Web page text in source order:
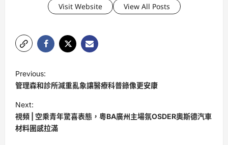
Visit Website View All Posts
o
s
t
n
Previous:
管理森和診所減重亂象讓醫療科普錄像更安康
Next:
視頻 | 空乘青年驚喜表態，粵BA廣州主場氛OSDER奧斯德汽車
材料圍感拉滿